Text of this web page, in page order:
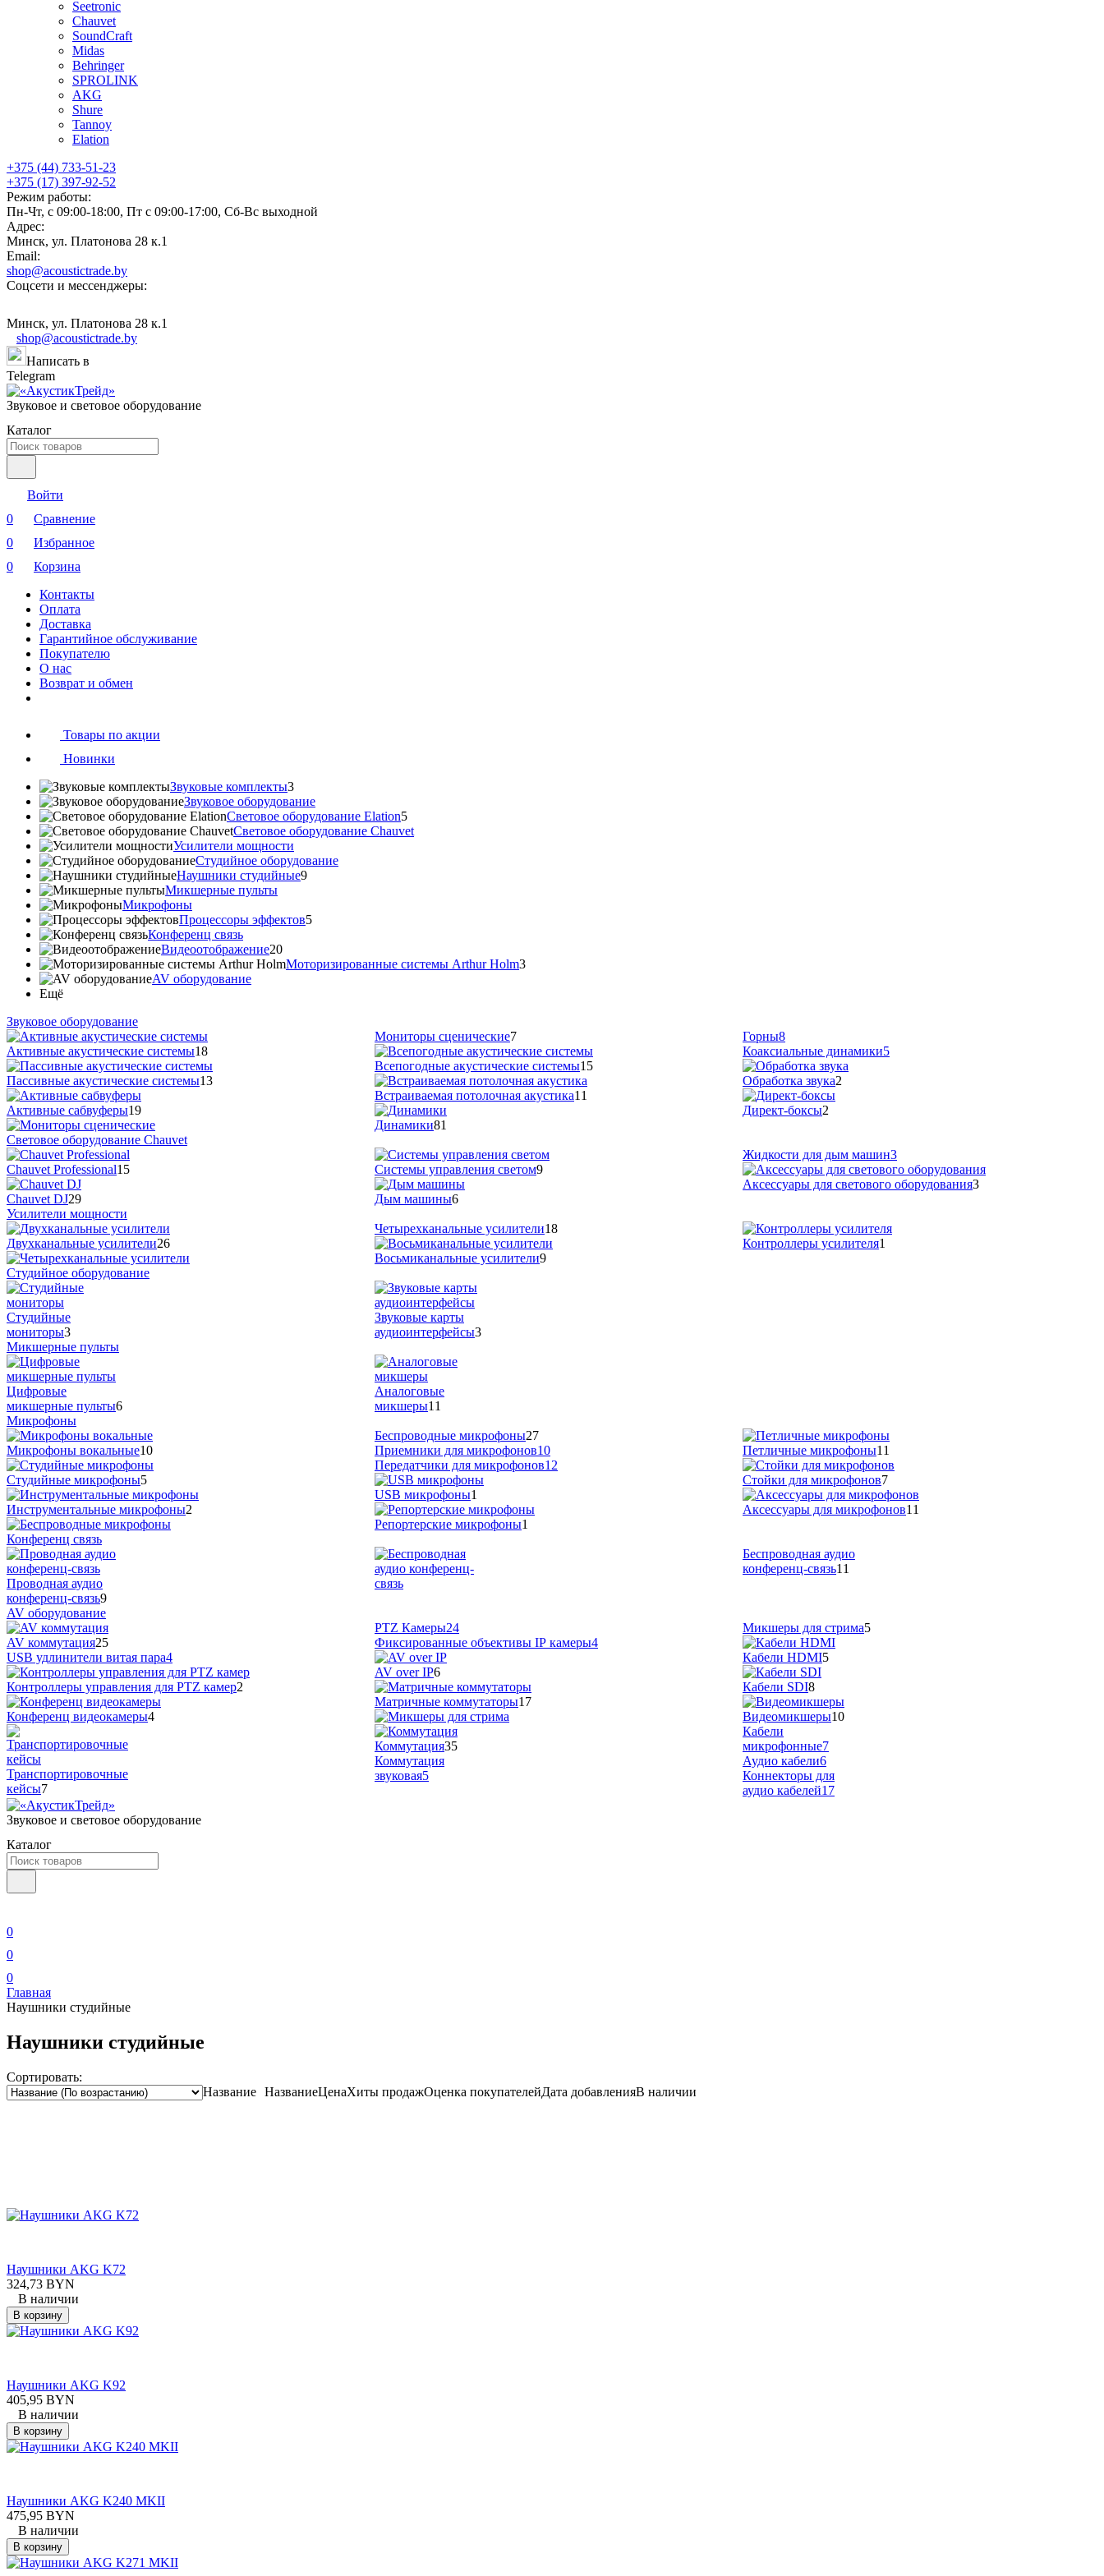
Seetronic
Chauvet
SoundCraft
Midas
Behringer
SPROLINK
AKG
Shure
Tannoy
Elation
+375 (44) 733-51-23
+375 (17) 397-92-52
Режим работы:
Пн-Чт, с 09:00-18:00, Пт с 09:00-17:00, Сб-Вс выходной
Адрес:
Минск, ул. Платонова 28 к.1
Email:
shop@acoustictrade.by
Соцсети и мессенджеры:
Минск, ул. Платонова 28 к.1
shop@acoustictrade.by
Написать в
Telegram
Звуковое и световое оборудование
Каталог
Войти
0
Сравнение
0
Избранное
0
Корзина
Контакты
Оплата
Доставка
Гарантийное обслуживание
Покупателю
О нас
Возврат и обмен
Товары по акции
Новинки
Звуковые комплекты3
Звуковое оборудование
Световое оборудование Elation5
Cветовое оборудование Chauvet
Усилители мощности
Студийное оборудование
Наушники студийные9
Микшерные пульты
Микрофоны
Процессоры эффектов5
Конференц связь
Видеоотображение20
Моторизированные системы Arthur Holm3
AV оборудование
Ещё
Звуковое оборудование
Активные акустические системы18
Пассивные акустические системы13
Активные сабвуферы19
Мониторы сценические7
Всепогодные акустические системы15
Встраиваемая потолочная акустика11
Динамики81
Горны8
Коаксиальные динамики5
Обработка звука2
Директ-боксы2
Cветовое оборудование Chauvet
Chauvet Professional15
Chauvet DJ29
Системы управления светом9
Дым машины6
Жидкости для дым машин3
Аксессуары для светового оборудования3
Усилители мощности
Двухканальные усилители26
Четырехканальные усилители18
Восьмиканальные усилители9
Контроллеры усилителя1
Студийное оборудование
Студийные
мониторы3
Звуковые карты
аудиоинтерфейсы3
Микшерные пульты
Цифровые
микшерные пульты6
Аналоговые
микшеры11
Микрофоны
Микрофоны вокальные10
Студийные микрофоны5
Инструментальные микрофоны2
Беспроводные микрофоны27
Приемники для микрофонов10
Передатчики для микрофонов12
USB микрофоны1
Репортерские микрофоны1
Петличные микрофоны11
Стойки для микрофонов7
Аксессуары для микрофонов11
Конференц связь
Проводная аудио
конференц-связь9
Беспроводная аудио
конференц-связь11
AV оборудование
AV коммутация25
USB удлинители витая пара4
Контроллеры управления для PTZ камер2
Конференц видеокамеры4
PTZ Камеры24
Фиксированные объективы IP камеры4
AV over IP6
Матричные коммутаторы17
Микшеры для стрима5
Кабели HDMI5
Кабели SDI8
Видеомикшеры10
Транспортировочные
кейсы7
Коммутация35
Коммутация
звуковая5
Кабели
микрофонные7
Аудио кабели6
Коннекторы для
аудио кабелей17
Звуковое и световое оборудование
Каталог
0
0
0
Главная
Наушники студийные
Наушники студийные
Сортировать:
Название НазваниеЦенаХиты продажОценка покупателейДата добавленияВ наличии
Наушники AKG K72
324,73 BYN
В наличии
В корзину
Наушники AKG K92
405,95 BYN
В наличии
В корзину
Наушники AKG K240 MKII
475,95 BYN
В наличии
В корзину